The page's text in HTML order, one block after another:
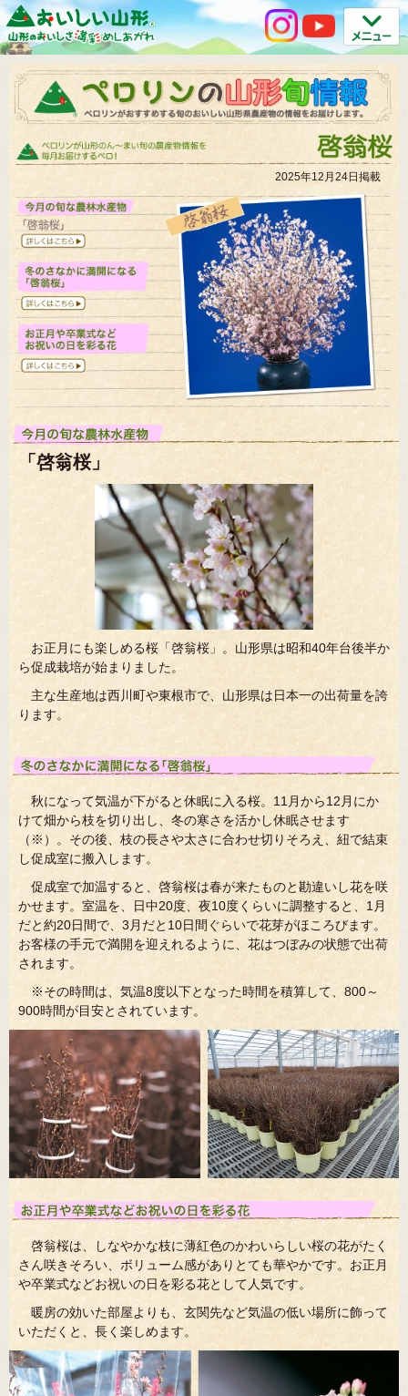
2025年12月24日掲載
「啓翁桜」
お正月にも楽しめる桜「啓翁桜」。山形県は昭和40年台後半か
ら促成栽培が始まりました。
主な生産地は西川町や東根市で、山形県は日本一の出荷量を誇
ります。
秋になって気温が下がると休眠に入る桜。11月から12月にか
けて畑から枝を切り出し、冬の寒さを活かし休眠させます
（※）。その後、枝の長さや太さに合わせ切りそろえ、紐で結束
し促成室に搬入します。
促成室で加温すると、啓翁桜は春が来たものと勘違いし花を咲
かせます。室温を、日中20度、夜10度くらいに調整すると、1月
だと約20日間で、3月だと10日間ぐらいで花芽がほころびます。
お客様の手元で満開を迎えれるように、花はつぼみの状態で出荷
されます。
※その時間は、気温8度以下となった時間を積算して、800～
900時間が目安とされています。
啓翁桜は、しなやかな枝に薄紅色のかわいらしい桜の花がたく
さん咲きそろい、ボリューム感がありとても華やかです。お正月
や卒業式などお祝いの日を彩る花として人気です。
暖房の効いた部屋よりも、玄関先など気温の低い場所に飾って
いただくと、長く楽しめます。